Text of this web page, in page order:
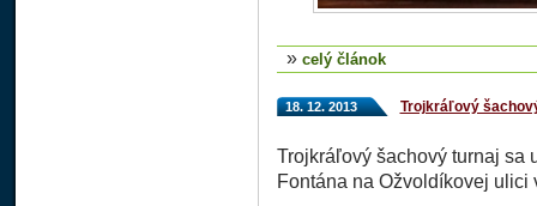
» celý článok
18. 12. 2013 Trojkráľový
Trojkráľový šachový turnaj sa
Fontána na Ožvoldíkovej ulici